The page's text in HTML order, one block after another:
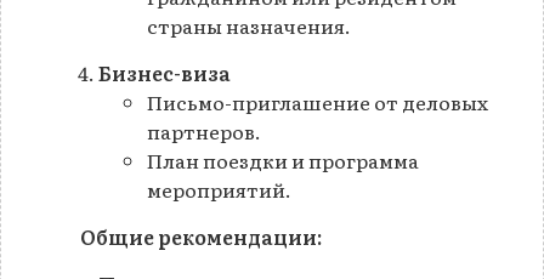
страны назначения.
Бизнес-виза
Письмо-приглашение от деловых
партнеров.
План поездки и программа
мероприятий.
Общие рекомендации: